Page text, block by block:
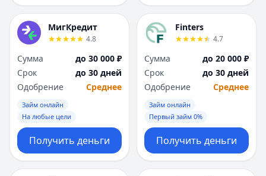
МигКредит
4.8
Сумма
до 30 000 ₽
Срок
до 30 дней
Одобрение
Среднее
Займ онлайн
На любые цели
Получить деньги
Finters
4.7
Сумма
до 20 000 ₽
Срок
до 30 дней
Одобрение
Среднее
Займ онлайн
Первый займ 0%
Получить деньги